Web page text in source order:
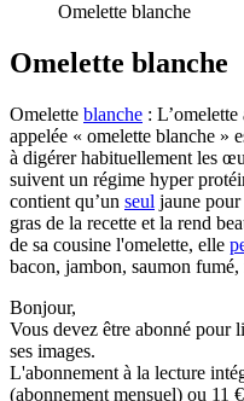
Omelette blanche
Omelette blanche
Omelette blanche :
appelée « omelette blanche »
à digérer habituellement les
suivent un régime hyper
contient qu’un seul jaune
gras de la recette et la rend
de sa cousine l'omelette, elle
bacon, jambon, saumon fumé,
Bonjour,
Vous devez être abonné pour
ses images.
L'abonnement à la lecture
(abonnement mensuel) ou 11